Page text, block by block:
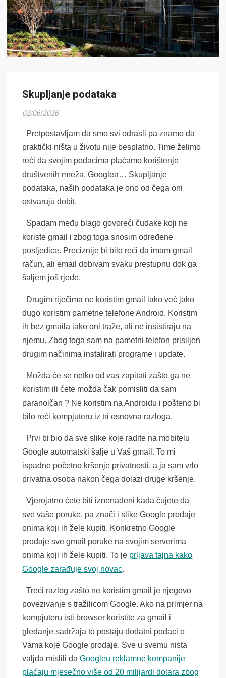
Skupljanje podataka
02/06/2026
Pretpostavljam da smo svi odrasli pa znamo da
praktički ništa u životu nije besplatno. Time želimo
reći da svojim podacima plaćamo korištenje
društvenih mreža, Googlea… Skupljanje
podataka, naših podataka je ono od čega oni
ostvaruju dobit.
Spadam među blago govoreći čudake koji ne
koriste gmail i zbog toga snosim određene
posljedice. Preciznije bi bilo reći da imam gmail
račun, ali email dobivam svaku prestupnu dok ga
šaljem još rjeđe.
Drugim riječima ne koristim gmail iako već jako
dugo koristim pametne telefone Android. Koristim
ih bez gmaila iako oni traže, ali ne insistiraju na
njemu. Zbog toga sam na pametni telefon prisiljen
drugim načinima instalirati programe i update.
Možda će se netko od vas zapitati zašto ga ne
koristim ili ćete možda čak pomisliti da sam
paranoičan ? Ne koristim na Androidu i pošteno bi
bilo reći kompjuteru iz tri osnovna razloga.
Prvi bi bio da sve slike koje radite na mobitelu
Google automatski šalje u Vaš gmail. To mi
ispadne početno kršenje privatnosti, a ja sam vrlo
privatna osoba nakon čega dolazi druge kršenje.
Vjerojatno ćete biti iznenađeni kada čujete da
sve vaše poruke, pa znači i slike Google prodaje
onima koji ih žele kupiti. Konkretno Google
prodaje sve gmail poruke na svojim serverima
onima koji ih žele kupiti. To je prljava tajna kako
Google zarađuje svoj novac.
Treći razlog zašto ne koristim gmail je njegovo
povezivanje s tražilicom Google. Ako na primjer na
kompjuteru isti browser koristite za gmail i
gledanje sadržaja to postaju dodatni podaci o
Vama koje Google prodaje. Sve u svemu nista
valjda mislili da Googleu reklamne kompanije
plaćaju mjesečno više od 20 milijardi dolara zbog